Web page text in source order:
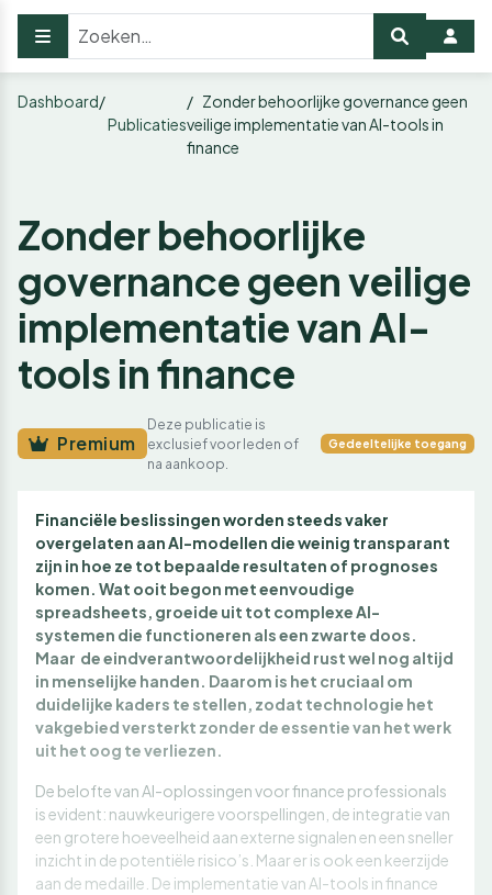
Dashboard
Publicaties
Zonder behoorlijke governance geen
veilige implementatie van AI-tools in
finance
Zonder behoorlijke
governance geen veilige
implementatie van AI-
tools in finance
Premium
Deze publicatie is
exclusief voor leden of
na aankoop.
Gedeeltelijke toegang
Financiële beslissingen worden steeds vaker
overgelaten aan AI-modellen die weinig transparant
zijn in hoe ze tot bepaalde resultaten of prognoses
komen. Wat ooit begon met eenvoudige
spreadsheets, groeide uit tot complexe AI-
systemen die functioneren als een zwarte doos.
Maar de eindverantwoordelijkheid rust wel nog altijd
in menselijke handen. Daarom is het cruciaal om
duidelijke kaders te stellen, zodat technologie het
vakgebied versterkt zonder de essentie van het werk
uit het oog te verliezen.
De belofte van AI-oplossingen voor finance professionals
is evident: nauwkeurigere voorspellingen, de integratie van
een grotere hoeveelheid aan externe signalen en een sneller
inzicht in de potentiële risico’s. Maar er is ook een keerzijde
aan de medaille. De implementatie van AI-tools in finance